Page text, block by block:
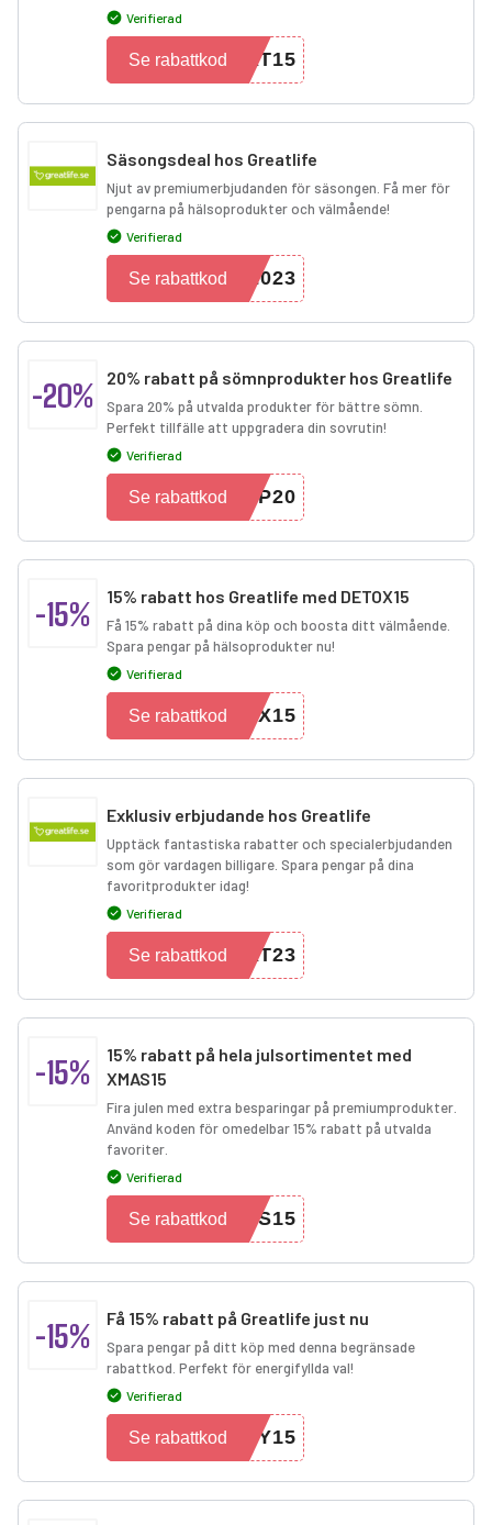
Verifierad
AT15
Se rabattkod
Säsongsdeal hos Greatlife
Njut av premiumerbjudanden för säsongen. Få mer för
pengarna på hälsoprodukter och välmående!
Verifierad
2023
Se rabattkod
-20% 20% rabatt på sömnprodukter hos Greatlife
Spara 20% på utvalda produkter för bättre sömn.
Perfekt tillfälle att uppgradera din sovrutin!
Verifierad
EP20
Se rabattkod
-15% 15% rabatt hos Greatlife med DETOX15
Få 15% rabatt på dina köp och boosta ditt välmående.
Spara pengar på hälsoprodukter nu!
Verifierad
OX15
Se rabattkod
Exklusiv erbjudande hos Greatlife
Upptäck fantastiska rabatter och specialerbjudanden
som gör vardagen billigare. Spara pengar på dina
favoritprodukter idag!
Verifierad
AT23
Se rabattkod
-15%
15% rabatt på hela julsortimentet med
XMAS15
Fira julen med extra besparingar på premiumprodukter.
Använd koden för omedelbar 15% rabatt på utvalda
favoriter.
Verifierad
AS15
Se rabattkod
-15% Få 15% rabatt på Greatlife just nu
Spara pengar på ditt köp med denna begränsade
rabattkod. Perfekt för energifyllda val!
Verifierad
GY15
Se rabattkod